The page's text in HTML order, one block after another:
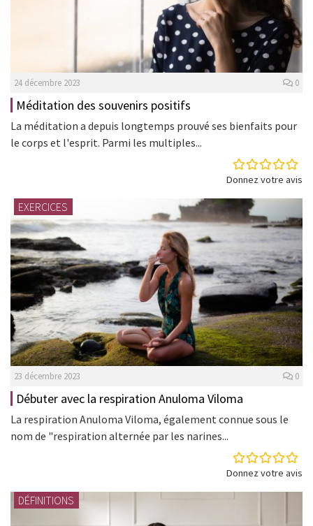
24 décembre 2023 0
Méditation des souvenirs positifs
La méditation a depuis longtemps prouvé ses bienfaits pour
le corps et l'esprit. Parmi les multiples...
Donnez votre avis
EXERCICES
23 décembre 2023 0
Débuter avec la respiration Anuloma Viloma
La respiration Anuloma Viloma, également connue sous le
nom de "respiration alternée par les narines...
Donnez votre avis
DÉFINITIONS